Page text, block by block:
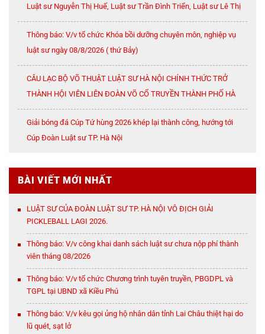
Luật sư Nguyễn Thị Huế, Luật sư Trần Đình Triển, Luật sư Lê Thị
Oanh
Thông báo: V/v tổ chức Khóa bồi dưỡng chuyên môn, nghiệp vụ
luật sư ngày 08/8/2026 ( thứ Bảy)
CÂU LẠC BỘ VÕ THUẬT LUẬT SƯ HÀ NỘI CHÍNH THỨC TRỞ
THÀNH HỘI VIÊN LIÊN ĐOÀN VÕ CỔ TRUYỀN THÀNH PHỐ HÀ
NỘI
Giải bóng đá Cúp Tứ hùng 2026 khép lại thành công, hướng tới
Cúp Đoàn Luật sư TP. Hà Nội
BÀI VIẾT MỚI NHẤT
LUẬT SƯ CỦA ĐOÀN LUẬT SƯ TP. HÀ NỘI VÔ ĐỊCH GIẢI
PICKLEBALL LAGI 2026.
Thông báo: V/v công khai danh sách luật sư chưa nộp phí thành
viên tháng 08/2026
Thông báo: V/v tổ chức Chương trình tuyên truyền, PBGDPL và
TGPL tại UBND xã Kiều Phú
Thông báo: V/v kêu gọi ủng hộ nhân dân tỉnh Lai Châu thiệt hại do
lũ quét, sạt lở